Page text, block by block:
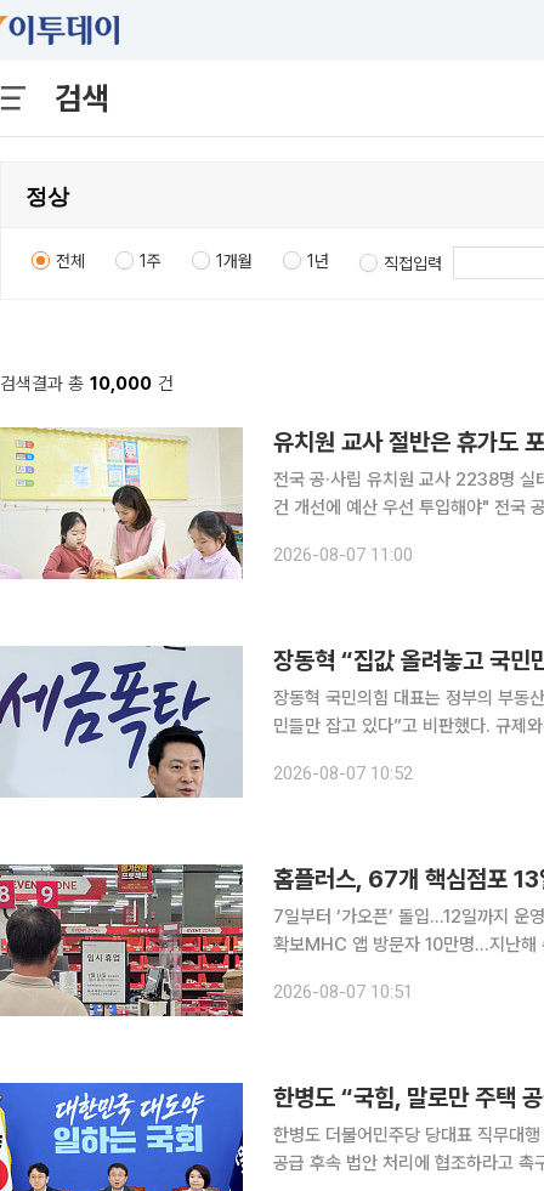
검색
전체 1주 1개월 1년 직접입력
검색결과 총 10,000 건
유치원 교사 절반은 휴가도
전국 공·사립 유치원 교사 2238명 실
건 개선에 예산 우선 투입해야" 전국 공·사립 유치원 교사 2명 중 1명은 최근 1년간 보건휴가나 가족
2026-08-07 11:00
장동혁 “집값 올려놓고 국민
장동혁 국민의힘 대표는 정부의 부동
민들만 잡고 있다”고 비판했다. 규제
악의 근원”이라며 “부동산 지옥을 만
2026-08-07 10:52
홈플러스, 67개 핵심점포
7일부터 ‘가오픈’ 돌입…12일까지
확보MHC 앱 방문자 10만명…지난해 수준 웃돌아 홈플러스가 67개 핵심
획이다. 7일 홈플러스에 따르면 67
2026-08-07 10:51
한병도 “국힘, 말로만 주택
한병도 더불어민주당 당대표 직무대
공급 후속 법안 처리에 협조하라고 촉구했다. 한 직무대행은 7일 국회에서 열린 원